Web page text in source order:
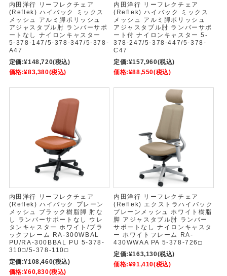
内田洋行 リーフレクチェア
(Reflek) ハイバック ミックス
メッシュ アルミ脚ポリッシュ
アジャスタブル肘 ランバーサポ
ートなし ナイロンキャスター
5-378-147/5-378-347/5-378-
A47
定価:¥148,720(税込)
価格:¥83,380(税込)
内田洋行 リーフレクチェア
(Reflek) ハイバック ミックス
メッシュ アルミ脚ポリッシュ
アジャスタブル肘 ランバーサポ
ート付 ナイロンキャスター 5-
378-247/5-378-447/5-378-
C47
定価:¥157,960(税込)
価格:¥88,550(税込)
内田洋行 リーフレクチェア
(Reflek) ハイバック プレーン
メッシュ ブラック樹脂脚 肘な
し ランバーサポートなし ウレ
タンキャスター ホワイト/ブラ
ックフレーム RA-300WBAL
PU/RA-300BBAL PU 5-378-
310□/5-378-110□
定価:¥108,460(税込)
価格:¥60,830(税込)
内田洋行 リーフレクチェア
(Reflek) エクストラハイバック
プレーンメッシュ ホワイト樹脂
脚 アジャスタブル肘 ランバー
サポートなし ナイロンキャスタ
ー ホワイトフレーム RA-
430WWAA PA 5-378-726□
定価:¥163,130(税込)
価格:¥91,410(税込)